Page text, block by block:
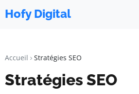
Hofy Digital
Accueil Stratégies SEO
Stratégies SEO